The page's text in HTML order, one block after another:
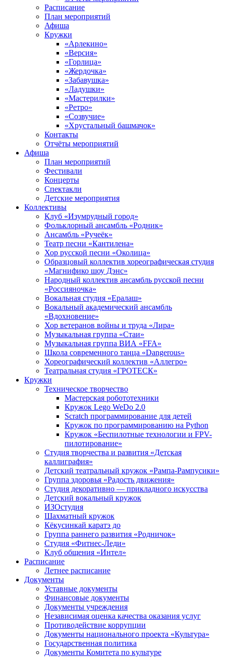
Расписание
План мероприятий
Афиша
Кружки
«Арлекино»
«Версия»
«Горлица»
«Жердочка»
«Забавушка»
«Ладушки»
«Мастерилки»
«Ретро»
«Созвучие»
«Хрустальный башмачок»
Контакты
Отчёты мероприятий
Афиша
План мероприятий
Фестивали
Концерты
Спектакли
Детские мероприятия
Коллективы
Клуб «Изумрудный город»
Фольклорный ансамбль «Родник»
Ансамбль «Ручеёк»
Театр песни «Кантилена»
Хор русской песни «Околица»
Образцовый коллектив хореографическая студия
«Магнифико шоу Дэнс»
Народный коллектив ансамбль русской песни
«Россияночка»
Вокальная студия «Ералаш»
Вокальный академический ансамбль
«Вдохновение»
Хор ветеранов войны и труда «Лира»
Музыкальная группа «Стаи»
Музыкальная группа ВИА «FFA»
Школа современного танца «Dangerous»
Хореографический коллектив «Аллегро»
Театральная студия «ГРОТЕСК»
Кружки
Техническое творчество
Мастерская робототехники
Кружок Lego WeDo 2.0
Scratch программирование для детей
Кружок по программированию на Python
Кружок «Беспилотные технологии и FPV-
пилотирование»
Студия творчества и развития «Детская
каллиграфия»
Детский театральный кружок «Рампа-Рампусики»
Группа здоровья «Радость движения»
Студия декоративно — прикладного искусства
Детский вокальный кружок
ИЗОстудия
Шахматный кружок
Кёкусинкай каратэ до
Группа раннего развития «Родничок»
Cтудия «Фитнес-Леди»
Клуб общения «Интел»
Расписание
Летнее расписание
Документы
Уставные документы
Финансовые документы
Документы учреждения
Независимая оценка качества оказания услуг
Противодействие коррупции
Документы национального проекта «Культура»
Государственная политика
Документы Комитета по культуре